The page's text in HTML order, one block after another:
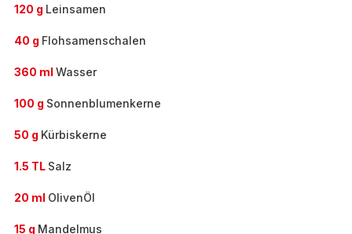
120 g Leinsamen
40 g Flohsamenschalen
360 ml Wasser
100 g Sonnenblumenkerne
50 g Kürbiskerne
1.5 TL Salz
20 ml OlivenÖl
15 g Mandelmus